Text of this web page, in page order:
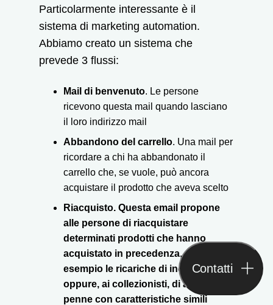
Contatti
Particolarmente interessante è il
sistema di marketing automation.
Abbiamo creato un sistema che
prevede 3 flussi:
Mail di benvenuto. Le persone
ricevono questa mail quando lasciano
il loro indirizzo mail
Abbandono del carrello. Una mail per
ricordare a chi ha abbandonato il
carrello che, se vuole, può ancora
acquistare il prodotto che aveva scelto
Riacquisto. Questa email propone
alle persone di riacquistare
determinati prodotti che hanno
acquistato in precedenza, come ad
esempio le ricariche di inchiostro
oppure, ai collezionisti, di acquistare
penne con caratteristiche simili